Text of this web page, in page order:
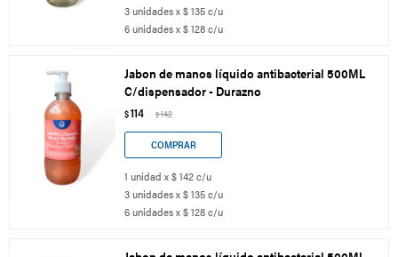
3 unidades x $ 135 c/u
6 unidades x $ 128 c/u
Jabon de manos líquido antibacterial 500ML
C/dispensador - Durazno
$114 $142
1 unidad x $ 142 c/u
3 unidades x $ 135 c/u
6 unidades x $ 128 c/u